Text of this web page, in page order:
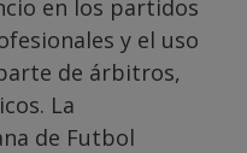
en los partidos
y el uso
de árbitros,
La
de Futbol